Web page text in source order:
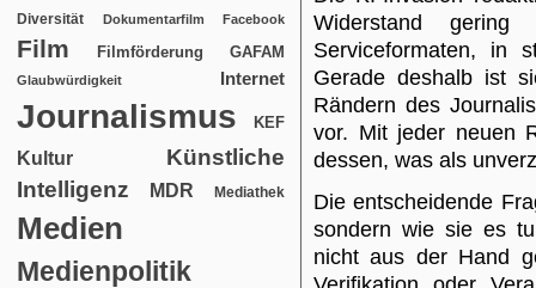
Diversität Dokumentarfilm Facebook
Film Filmförderung GAFAM
Glaubwürdigkeit Internet
Journalismus KEF
Kultur
Künstliche
Intelligenz
MDR Mediathek
Medien
Medienpolitik
Widerstand
Serviceformaten, in
Gerade deshalb ist
Rändern des
vor. Mit jeder neuen
dessen, was als
Die entscheidende
sondern wie sie es
nicht aus der Hand